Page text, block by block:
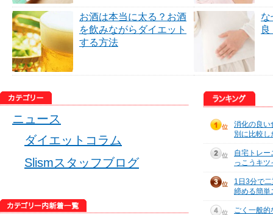
お酒は本当に太る？お酒
を飲みながらダイエット
する方法
な
ニュース
ダイエットコラム
Slismスタッフブログ
消化の良い
別に比較し
自宅トレ
っこうキツ
1日3分で
締める簡単
ごく一般